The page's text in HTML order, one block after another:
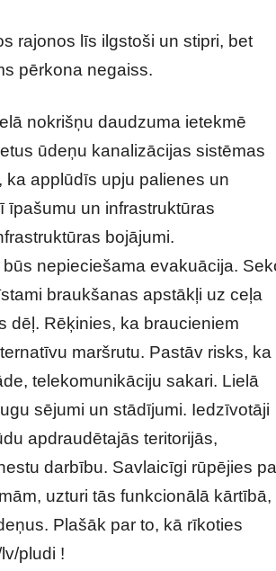
rajonos līs ilgstoši un stipri, bet
pērkona negaiss.
nokrišņu daudzuma ietekmē
ūdeņu kanalizācijas sistēmas
ka applūdīs upju palienes un
īpašumu un infrastruktūras
bojājumi.
nepieciešama evakuācija.
braukšanas apstākļi uz ceļa
dēļ. Rēķinies, ka braucieniem
maršrutu. Pastāv risks, ka
telekomunikāciju sakari. Lielā
sējumi un stādījumi. Iedzīvotāji
apdraudētajās teritorijās,
darbību. Savlaicīgi rūpējies
uzturi tās funkcionālā kārtībā,
Plašāk par to, kā rīkoties
pludi !